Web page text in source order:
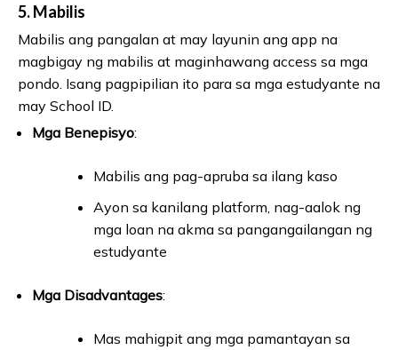
5.Mabilis
Mabilis ang pangalan at may layunin ang app na
magbigay ng mabilis at maginhawang access sa mga
pondo. Isang pagpipilian ito para sa mga estudyante na
may School ID.
Mga Benepisyo:
Mabilis ang pag-apruba sa ilang kaso
Ayon sa kanilang platform, nag-aalok ng
mga loan na akma sa pangangailangan ng
estudyante
Mga Disadvantages:
Mas mahigpit ang mga pamantayan sa